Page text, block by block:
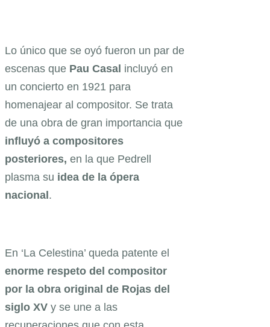
Lo único que se oyó fueron un par de
escenas que Pau Casal incluyó en
un concierto en 1921 para
homenajear al compositor. Se trata
de una obra de gran importancia que
influyó a compositores
posteriores, en la que Pedrell
plasma su idea de la ópera
nacional .
En ‘La Celestina’ queda patente el
enorme respeto del compositor
por la obra original de Rojas del
siglo XV y se une a las